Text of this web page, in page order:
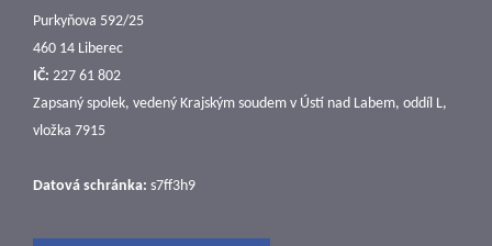
Purkyňova 592/25
460 14 Liberec
IČ: 227 61 802
Zapsaný spolek, vedený Krajským soudem v Ústí nad Labem, oddíl L,
vložka 7915
Datová schránka: s7ff3h9